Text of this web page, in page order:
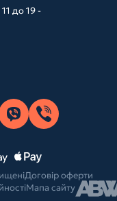
до 19 -
Договір оферти
Мапа сайту